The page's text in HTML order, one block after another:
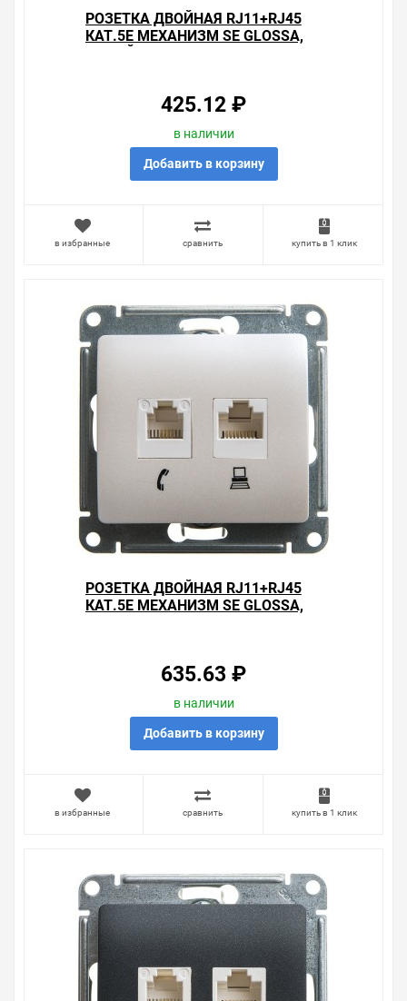
РОЗЕТКА ДВОЙНАЯ RJ11+RJ45
КАТ.5E МЕХАНИЗМ SE GLOSSA,
425.12 ₽
в наличии
Добавить в корзину
в избранные сравнить купить в 1 клик
РОЗЕТКА ДВОЙНАЯ RJ11+RJ45
КАТ.5E МЕХАНИЗМ SE GLOSSA,
635.63 ₽
в наличии
Добавить в корзину
в избранные сравнить купить в 1 клик